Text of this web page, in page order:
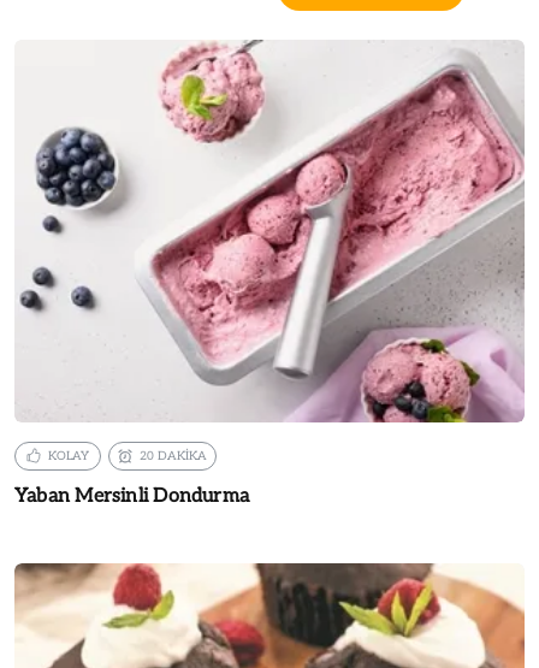
KOLAY 20 DAKİKA
Yaban Mersinli Dondurma